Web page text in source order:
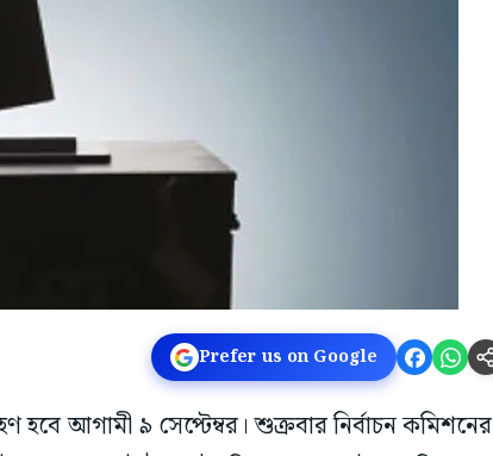
Prefer us on Google
হবে আগামী ৯ সেপ্টেম্বর। শুক্রবার নির্বাচন কমিশনের